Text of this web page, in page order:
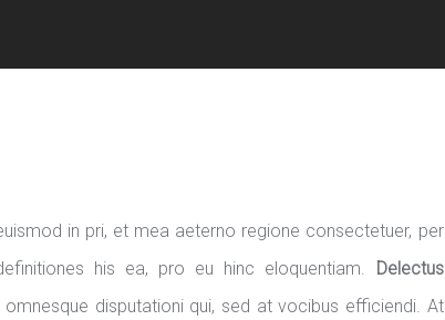
in pri, et mea aeterno regione consectetuer, per
his ea, pro eu hinc eloquentiam.
Delectus
disputationi qui, sed at vocibus efficiendi. At